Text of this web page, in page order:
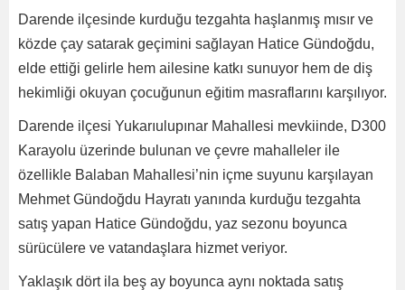
Darende ilçesinde kurduğu tezgahta haşlanmış mısır ve
közde çay satarak geçimini sağlayan Hatice Gündoğdu,
elde ettiği gelirle hem ailesine katkı sunuyor hem de diş
hekimliği okuyan çocuğunun eğitim masraflarını karşılıyor.
Darende ilçesi Yukarıulupınar Mahallesi mevkiinde, D300
Karayolu üzerinde bulunan ve çevre mahalleler ile
özellikle Balaban Mahallesi’nin içme suyunu karşılayan
Mehmet Gündoğdu Hayratı yanında kurduğu tezgahta
satış yapan Hatice Gündoğdu, yaz sezonu boyunca
sürücülere ve vatandaşlara hizmet veriyor.
Yaklaşık dört ila beş ay boyunca aynı noktada satış